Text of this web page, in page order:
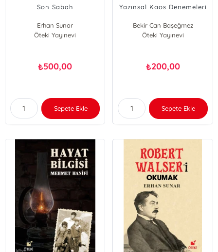
Son Sabah
Erhan Sunar
Öteki Yayınevi
₺500,00
Sepete Ekle
Yazınsal Kaos Denemeleri
Bekir Can Başeğmez
Öteki Yayınevi
₺200,00
Sepete Ekle